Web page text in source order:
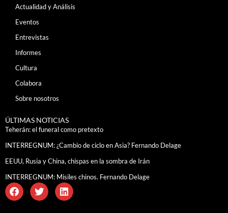
Actualidad y Análisis
Eventos
Entrevistas
Informes
Cultura
Colabora
Sobre nosotros
ÚLTIMAS NOTICIAS
Teherán: el funeral como pretexto
INTERREGNUM: ¿Cambio de ciclo en Asia? Fernando Delage
EEUU, Rusia y China, chispas en la sombra de Irán
INTERREGNUM: Misiles chinos. Fernando Delage